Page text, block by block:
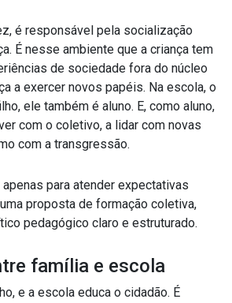
é responsável pela socialização
É nesse ambiente que a criança tem
de sociedade fora do núcleo
a exercer novos papéis. Na escola, o
ele também é aluno. E, como aluno,
com o coletivo, a lidar com novas
com a transgressão.
para atender expectativas
proposta de formação coletiva,
pedagógico claro e estruturado.
família e escola
e a escola educa o cidadão. É